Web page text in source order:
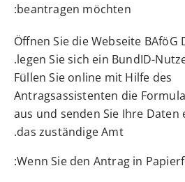
beantragen möchten:
Öffnen Sie die Webseite BAföG
legen Sie sich ein BundID-
Füllen Sie online mit Hilfe des
Antragsassistenten die
aus und senden Sie Ihre Daten
das zuständige Amt.
Wenn Sie den Antrag in